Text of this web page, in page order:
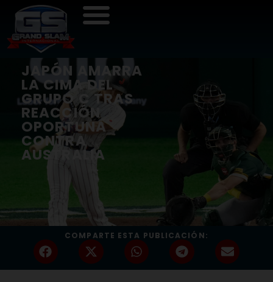
JAPÓN AMARRA
LA CIMA DEL
GRUPO C TRAS
REACCIÓN
OPORTUNA
CONTRA
AUSTRALIA
COMPARTE ESTA PUBLICACIÓN: